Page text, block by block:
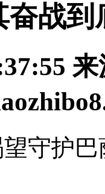
奋战到
来
守护